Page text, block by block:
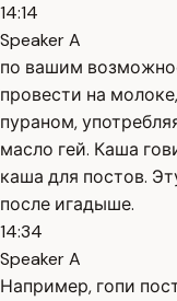
14:14
Speaker A
по вашим
провести на
пураном,
масло гей. Каша
каша для постов.
после игадыше.
14:34
Speaker A
Например, гопи